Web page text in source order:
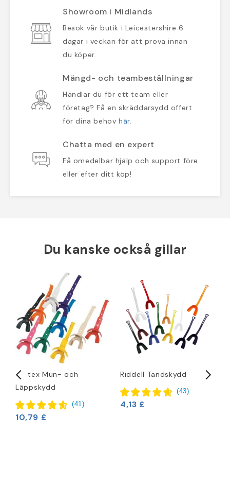
Showroom i Midlands
Besök vår butik i Leicestershire 6
dagar i veckan för att prova innan
du köper.
Mängd- och teambeställningar
Handlar du för ett team eller
företag? Få en skräddarsydd offert
för dina behov här.
Chatta med en expert
Få omedelbar hjälp och support före
eller efter ditt köp!
Du kanske också gillar
Vettex Mun- och
Läppskydd
(41)
10,79 £
Riddell Tandskydd
(43)
4,13 £